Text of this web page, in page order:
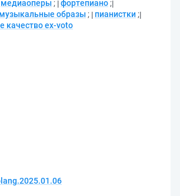
медиаоперы ; фортепиано ;
музыкальные образы ; пианистки ;
качество ex-voto